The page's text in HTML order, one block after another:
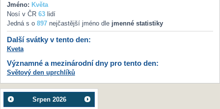
Jméno: Květa
Nosí v ČR 63lidí
Jedná s o 897nejčastější jméno dle jmenné statistiky
Další svátky v tento den:
Kveta
Významné a mezinárodní dny pro tento den:
Světový den uprchlíků
Srpen 2026